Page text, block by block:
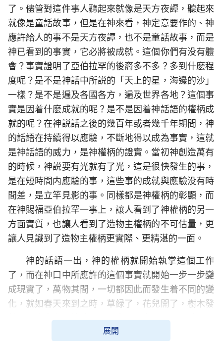
了。儘管對這件事人聽起來就像是天方夜譚，聽起來
就像是童話故事，但是在神來看，神定意要作的、神
應許給人的事不是天方夜譚，也不是童話故事，而是
神已看到的事實，它必將被成就。這個你們有没有體
會？事實證明了亞伯拉罕的後裔多不多？多到什麽程
度呢？是不是神話中所説的「天上的星，海邊的沙」
一樣？是不是遍及各國各方，遍及世界各地？這個事
實是因着什麽成就的呢？是不是因着神話語的權柄成
就的呢？在神説話之後的幾百年或者幾千年期間，神
的話語在持續得以應驗，不斷地得以成為事實，這就
是神話語的威力，是神權柄的證實。當初神創造萬有
的時候，神説要有光就有了光，這是很快發生的事，
是在短時間内應驗的事，這些事的成就與應驗没有時
間差，是立竿見影的事。同樣都是神權柄的彰顯，而
在神賜福亞伯拉罕一事上，讓人看到了神權柄的另一
方面實質，也讓人看到了造物主權柄的不可估量，更
讓人見識到了造物主權柄更實際、更精湛的一面。
神的話語一出，神的權柄就開始執掌這個工作
了，而在神口中所應許的這個事實就開始一步一步變
成現實了，萬物其間，一切都因此而發生着不同的變
化，就如春天來到之時，草緑了，花兒開了，樹木發
芽了，小鳥兒開始歌唱了，大雁回來了，田間地頭可
見人頭攢動……萬物都隨之復苏了，這是造物主的奇
展開